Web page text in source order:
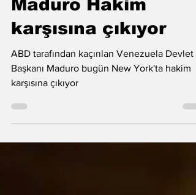
Maduro Hakim
karşısına çıkıyor
ABD tarafından kaçırılan Venezuela Devlet
Başkanı Maduro bugün New York'ta hakim
karşısına çıkıyor